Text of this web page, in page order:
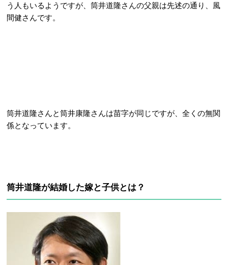
う人もいるようですが、筒井道隆さんの父親は先述の通り、風
間健さんです。
筒井道隆さんと筒井康隆さんは苗字が同じですが、全くの無関
係となっています。
筒井道隆が結婚した嫁と子供とは？